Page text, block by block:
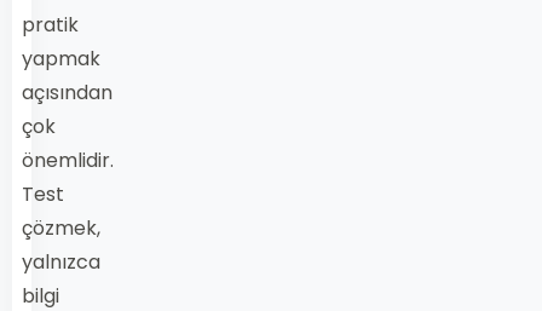
pratik
yapmak
açısından
çok
önemlidir.
Test
çözmek,
yalnızca
bilgi